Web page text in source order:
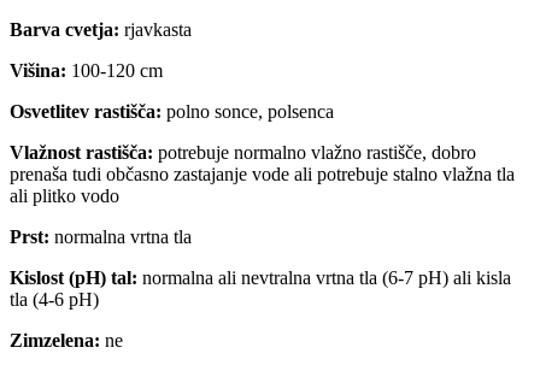
Barva cvetja: rjavkasta
Višina: 100-120 cm
Osvetlitev rastišča: polno sonce, polsenca
Vlažnost rastišča: potrebuje normalno vlažno rastišče, dobro
prenaša tudi občasno zastajanje vode ali potrebuje stalno vlažna tla
ali plitko vodo
Prst: normalna vrtna tla
Kislost (pH) tal: normalna ali nevtralna vrtna tla (6-7 pH) ali kisla
tla (4-6 pH)
Zimzelena: ne